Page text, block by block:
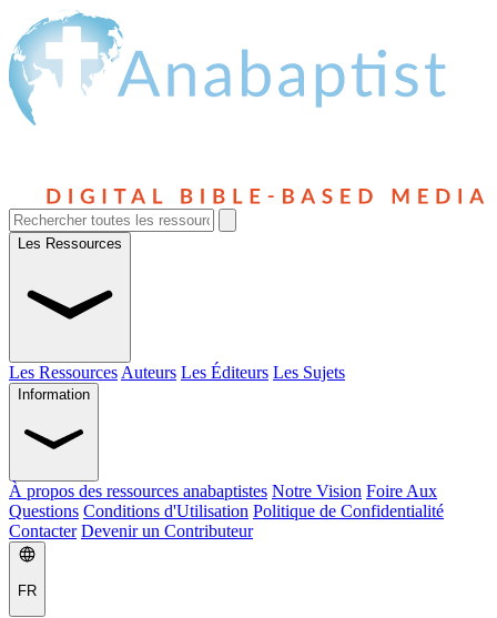
Les Ressources
Les Ressources Auteurs Les Éditeurs Les Sujets
Information
À propos des ressources anabaptistes Notre Vision Foire Aux
Questions Conditions d'Utilisation Politique de Confidentialité
Contacter Devenir un Contributeur
FR